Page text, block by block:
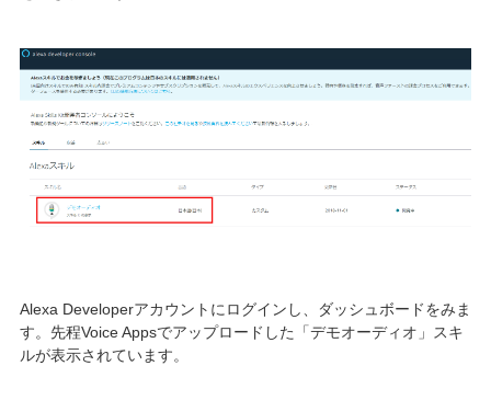
Alexa Developerアカウントにログインし、ダッシュボードをみま
す。先程Voice Appsでアップロードした「デモオーディオ」スキ
ルが表示されています。